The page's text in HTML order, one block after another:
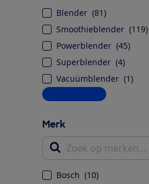
Blender (81)
Smoothieblender (119)
Powerblender (45)
Superblender (4)
Vacuümblender (1)
Meer informatie
Merk
Zoek op merken...
Bosch (10)